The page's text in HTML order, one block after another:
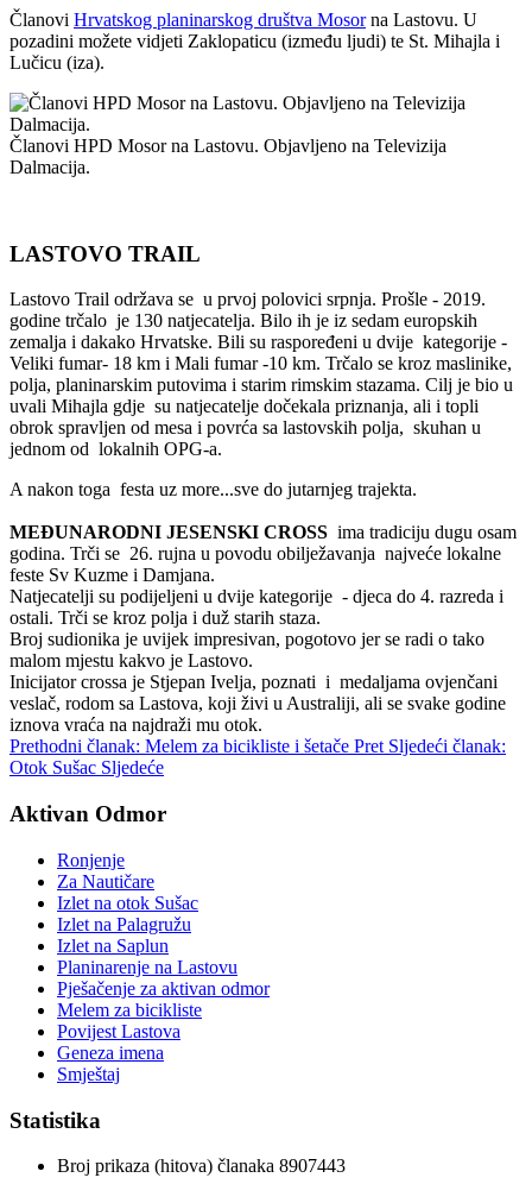
Članovi Hrvatskog planinarskog društva Mosorna Lastovu. U
pozadini možete vidjeti Zaklopaticu (između ljudi) te St. Mihajla i
Lučicu (iza).
Članovi HPD Mosor na Lastovu. Objavljeno na Televizija
Dalmacija.
LASTOVO TRAIL
Lastovo Trail održava se u prvoj polovici srpnja. Prošle - 2019.
godine trčalo je 130 natjecatelja. Bilo ih je iz sedam europskih
zemalja i dakako Hrvatske. Bili su raspoređeni u dvije kategorije -
Veliki fumar- 18 km i Mali fumar -10 km. Trčalo se kroz maslinike,
polja, planinarskim putovima i starim rimskim stazama. Cilj je bio u
uvali Mihajla gdje su natjecatelje dočekala priznanja, ali i topli
obrok spravljen od mesa i povrća sa lastovskih polja, skuhan u
jednom od lokalnih OPG-a.
A nakon toga festa uz more...sve do jutarnjeg trajekta.
MEĐUNARODNI JESENSKI CROSS ima tradiciju dugu osam
godina. Trči se 26. rujna u povodu obilježavanja najveće lokalne
feste Sv Kuzme i Damjana.
Natjecatelji su podijeljeni u dvije kategorije - djeca do 4. razreda i
ostali. Trči se kroz polja i duž starih staza.
Broj sudionika je uvijek impresivan, pogotovo jer se radi o tako
malom mjestu kakvo je Lastovo.
Inicijator crossa je Stjepan Ivelja, poznati i medaljama ovjenčani
veslač, rodom sa Lastova, koji živi u Australiji, ali se svake godine
iznova vraća na najdraži mu otok.
Prethodni članak: Melem za bicikliste i šetače Pret Sljedeći članak:
Otok Sušac Sljedeće
Aktivan Odmor
Ronjenje
Za Nautičare
Izlet na otok Sušac
Izlet na Palagružu
Izlet na Saplun
Planinarenje na Lastovu
Pješačenje za aktivan odmor
Melem za bicikliste
Povijest Lastova
Geneza imena
Smještaj
Statistika
Broj prikaza (hitova) članaka 8907443